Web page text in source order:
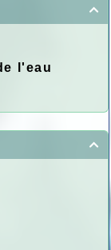

l'eau
